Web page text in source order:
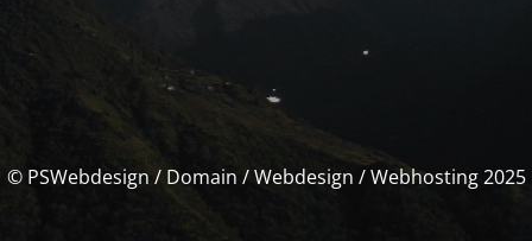
© PSWebdesign / Domain / Webdesign / Webhosting 2025